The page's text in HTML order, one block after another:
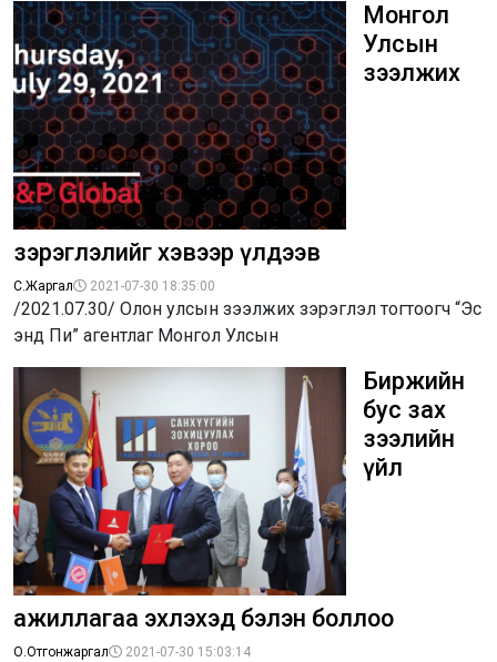
Монгол
Улсын
зээлжих
зэрэглэлийг хэвээр үлдээв
С.Жаргал 2021-07-30 18:35:00
/2021.07.30/ Олон улсын зээлжих зэрэглэл тогтоогч “Эс
энд Пи” агентлаг Монгол Улсын
Биржийн
бус зах
зээлийн
үйл
ажиллагаа эхлэхэд бэлэн боллоо
О.Отгонжаргал 2021-07-30 15:03:14